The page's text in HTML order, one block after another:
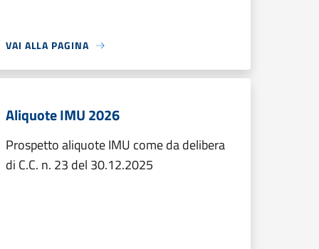
VAI ALLA PAGINA
Aliquote IMU 2026
Prospetto aliquote IMU come da delibera
di C.C. n. 23 del 30.12.2025